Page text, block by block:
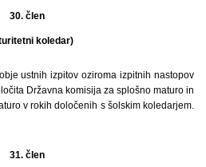
30. člen
koledar)
ustnih izpitov oziroma izpitnih nastopov
Državna komisija za splošno maturo in
v rokih določenih s šolskim koledarjem.
31. člen